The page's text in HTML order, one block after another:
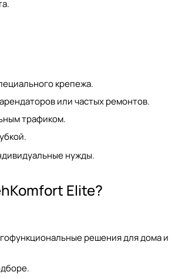
крепежа.
или частых ремонтов.
трафиком.
нужды.
Elite?
решения для дома и